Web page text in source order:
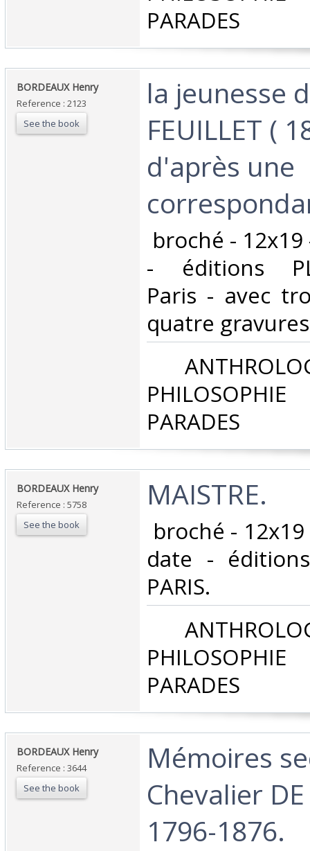
PARADES‎
‎BORDEAUX Henry‎
Reference : 2123
See the book
‎la jeunesse
FEUILLET (
d'après une
broché -
- éditions
Paris - avec
quatre gravures‎
PHILOSOPHIE
PARADES‎
‎BORDEAUX Henry‎
Reference : 5758
See the book
‎MAISTRE.‎
broché -
date -
PARIS.‎
PHILOSOPHIE
PARADES‎
‎BORDEAUX Henry‎
Reference : 3644
See the book
‎Mémoires
Chevalier DE
1796-1876.‎